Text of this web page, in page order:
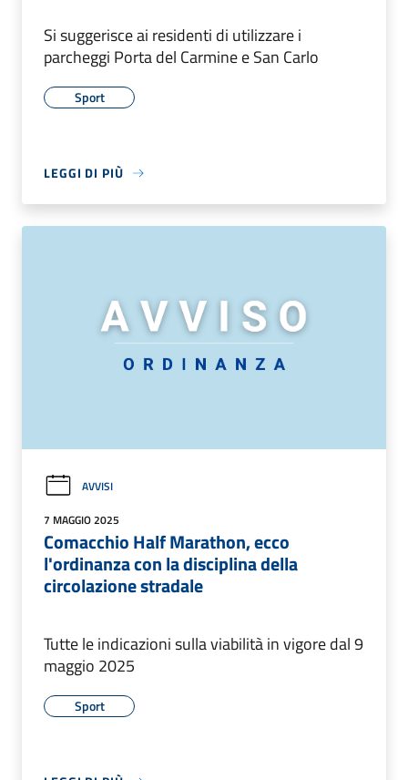
Si suggerisce ai residenti di utilizzare i
parcheggi Porta del Carmine e San Carlo
Sport
LEGGI DI PIÙ
AVVISI
7 MAGGIO 2025
Comacchio Half Marathon, ecco
l'ordinanza con la disciplina della
circolazione stradale
Tutte le indicazioni sulla viabilità in vigore dal 9
maggio 2025
Sport